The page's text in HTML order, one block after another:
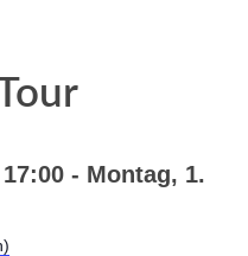
- Montag, 1.